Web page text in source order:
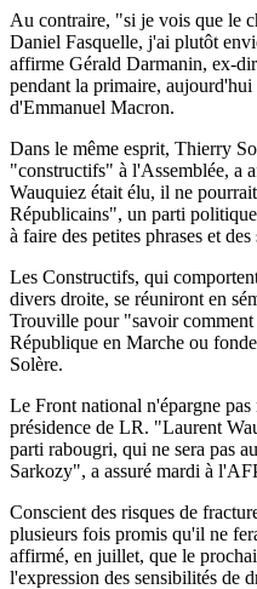
Au contraire, "si je vois que le
Daniel Fasquelle, j'ai plutôt
affirme Gérald Darmanin, ex-
pendant la primaire,
d'Emmanuel Macron.
Dans le même esprit, Thierry
"constructifs" à l'Assemblée, a
Wauquiez était élu, il ne
Républicains", un parti
à faire des petites phrases et
Les Constructifs, qui
divers droite, se réuniront en
Trouville pour "savoir comment
République en Marche ou
Solère.
Le Front national n'épargne
présidence de LR. "Laurent
parti rabougri, qui ne sera pas
Sarkozy", a assuré mardi à
Conscient des risques de
plusieurs fois promis qu'il ne
affirmé, en juillet, que le
l'expression des sensibilités de